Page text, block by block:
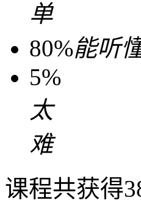
单
80%能听
5%
太
难
课程共获得